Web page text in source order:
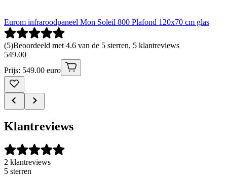
Eurom infraroodpaneel Mon Soleil 800 Plafond 120x70 cm glas
(5)Beoordeeld met 4.6 van de 5 sterren, 5 klantreviews
549.00
Prijs: 549.00 euro
Klantreviews
2 klantreviews
5 sterren